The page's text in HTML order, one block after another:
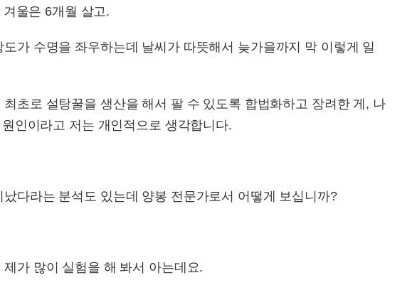
울은 6개월 살고.
가 수명을 좌우하는데 날씨가 따뜻해서 늦가을까지 막 이렇게 일
초로 설탕꿀을 생산을 해서 팔 수 있도록 합법화하고 장려한 게, 나
인이라고 저는 개인적으로 생각합니다.
다라는 분석도 있는데 양봉 전문가로서 어떻게 보십니까?
가 많이 실험을 해 봐서 아는데요.